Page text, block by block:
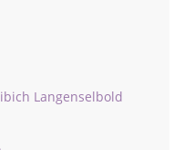
Langenselbold